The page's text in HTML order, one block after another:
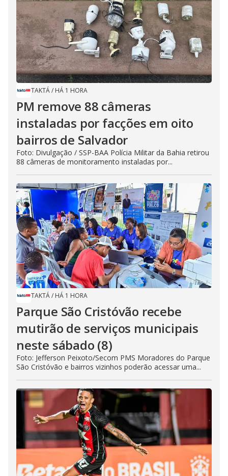
TAKTÁ/ HÁ 1 HORA
PM remove 88 câmeras
instaladas por facções em oito
bairros de Salvador
Foto: Divulgação / SSP-BAA Polícia Militar da Bahia retirou
88 câmeras de monitoramento instaladas por...
TAKTÁ/ HÁ 1 HORA
Parque São Cristóvão recebe
mutirão de serviços municipais
neste sábado (8)
Foto: Jefferson Peixoto/Secom PMS Moradores do Parque
São Cristóvão e bairros vizinhos poderão acessar uma...